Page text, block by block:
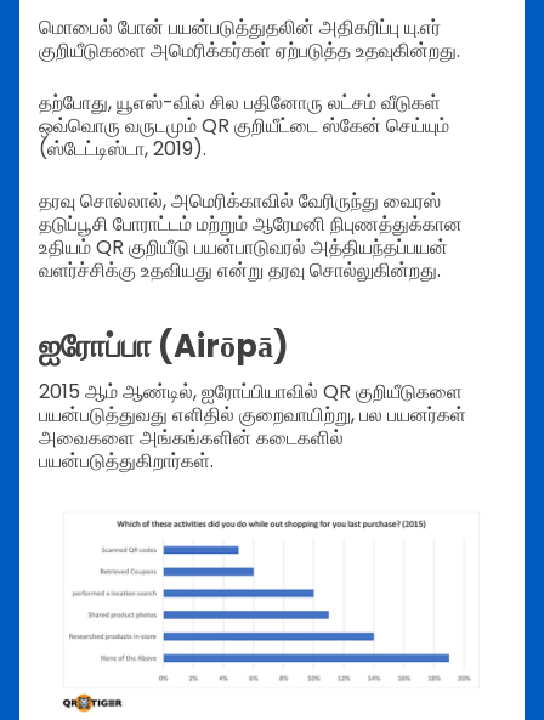
மொபைல் போன் பயன்படுத்துதலின் அதிகரிப்பு யு.எர்
குறியீடுகளை அமெரிக்கர்கள் ஏற்படுத்த உதவுகின்றது.
தற்போது, யூஎஸ்-வில் சில பதினோரு லட்சம் வீடுகள்
ஒவ்வொரு வருடமும் QR குறியீட்டை ஸ்கேன் செய்யும்
(ஸ்டேட்டிஸ்டா, 2019).
தரவு சொல்லால், அமெரிக்காவில் வேரிருந்து வைரஸ்
தடுப்பூசி போராட்டம் மற்றும் ஆரேமனி நிபுணத்துக்கான
உதியம் QR குறியீடு பயன்பாடுவரல் அத்தியந்தப்பயன்
வளர்ச்சிக்கு உதவியது என்று தரவு சொல்லுகின்றது.
ஐரோப்பா (Airōpā)
2015 ஆம் ஆண்டில், ஐரோப்பியாவில் QR குறியீடுகளை
பயன்படுத்துவது எளிதில் குறைவாயிற்று, பல பயனர்கள்
அவைகளை அங்கங்களின் கடைகளில்
பயன்படுத்துகிறார்கள்.